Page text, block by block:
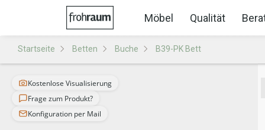
Möbel Qualität
Startseite Betten Buche B39-PK Bett
Kostenlose Visualisierung
Frage zum Produkt?
Konfiguration per Mail